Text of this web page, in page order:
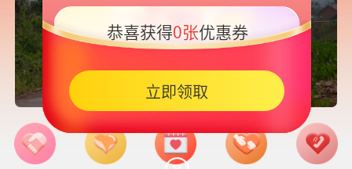
05:45
恭喜获得0张优惠券
立即领取